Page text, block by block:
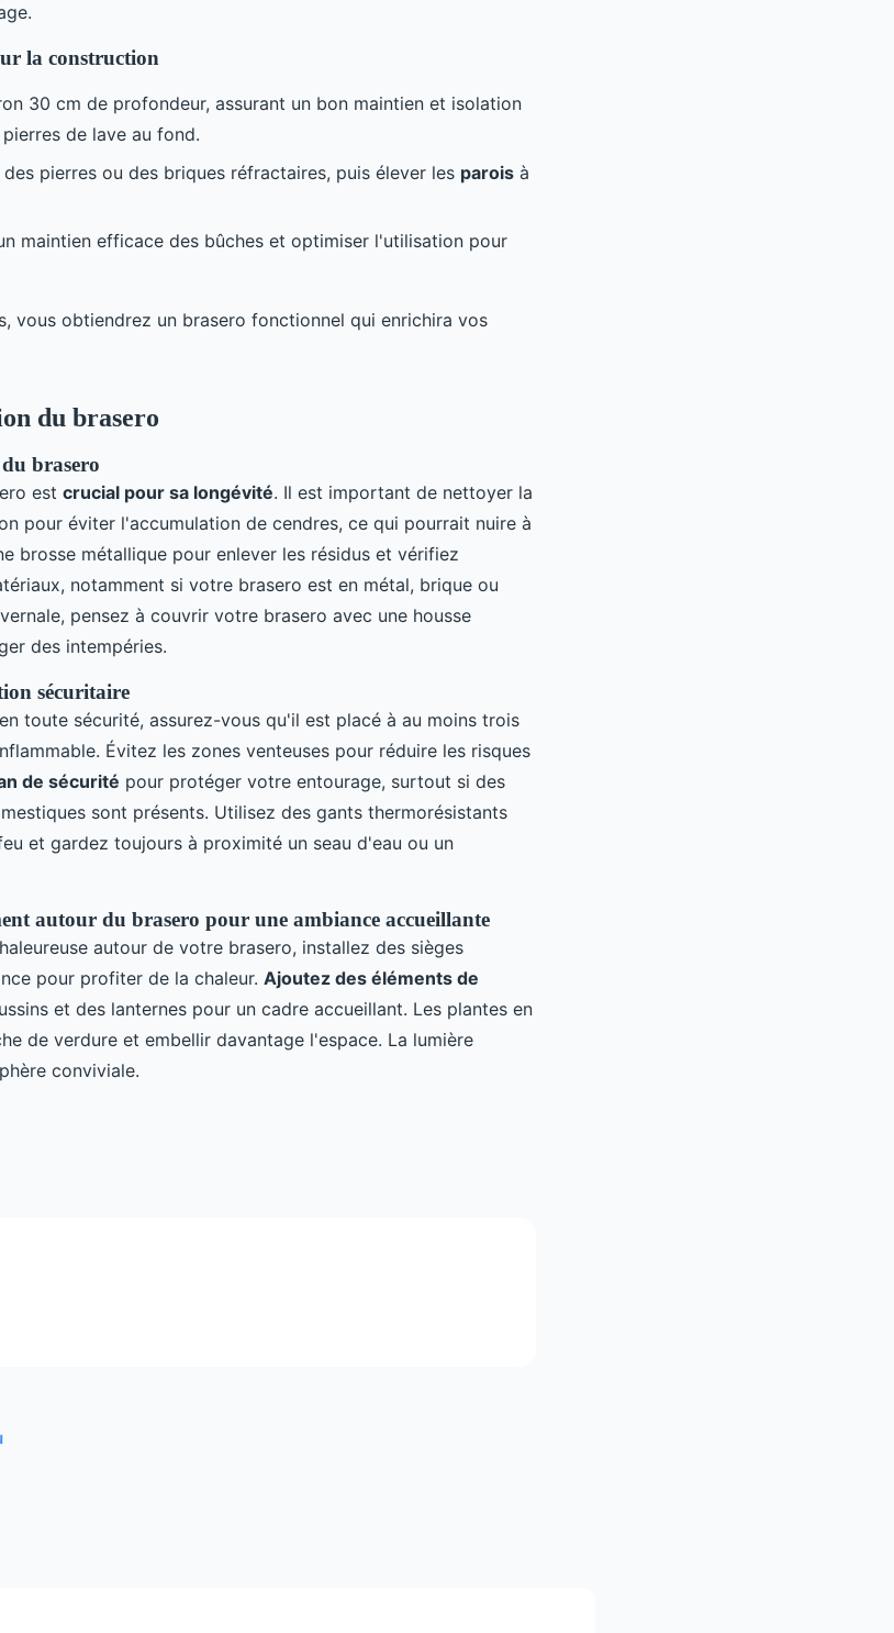
la construction
30 cm de profondeur, assurant un bon maintien et isolation
de lave au fond.
pierres ou des briques réfractaires, puis élever les parois à
maintien efficace des bûches et optimiser l'utilisation pour
vous obtiendrez un brasero fonctionnel qui enrichira vos
du brasero
brasero
est crucial pour sa longévité. Il est important de nettoyer la
pour éviter l'accumulation de cendres, ce qui pourrait nuire à
brosse métallique pour enlever les résidus et vérifiez
notamment si votre brasero est en métal, brique ou
pensez à couvrir votre brasero avec une housse
des intempéries.
sécuritaire
toute sécurité, assurez-vous qu'il est placé à au moins trois
Évitez les zones venteuses pour réduire les risques
de sécurité pour protéger votre entourage, surtout si des
sont présents. Utilisez des gants thermorésistants
et gardez toujours à proximité un seau d'eau ou un
autour du brasero pour une ambiance accueillante
autour de votre brasero, installez des sièges
pour profiter de la chaleur. Ajoutez des éléments de
et des lanternes pour un cadre accueillant. Les plantes en
de verdure et embellir davantage l'espace. La lumière
conviviale.